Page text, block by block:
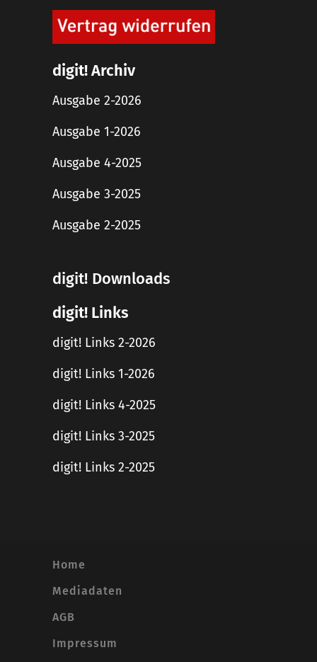
digit! Archiv
Ausgabe 2-2026
Ausgabe 1-2026
Ausgabe 4-2025
Ausgabe 3-2025
Ausgabe 2-2025
digit! Downloads
digit! Links
digit! Links 2-2026
digit! Links 1-2026
digit! Links 4-2025
digit! Links 3-2025
digit! Links 2-2025
Home
Mediadaten
AGB
Impressum